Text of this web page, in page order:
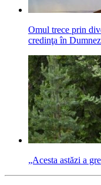
Omul trece prin
credinţa în
„Acesta astăzi a